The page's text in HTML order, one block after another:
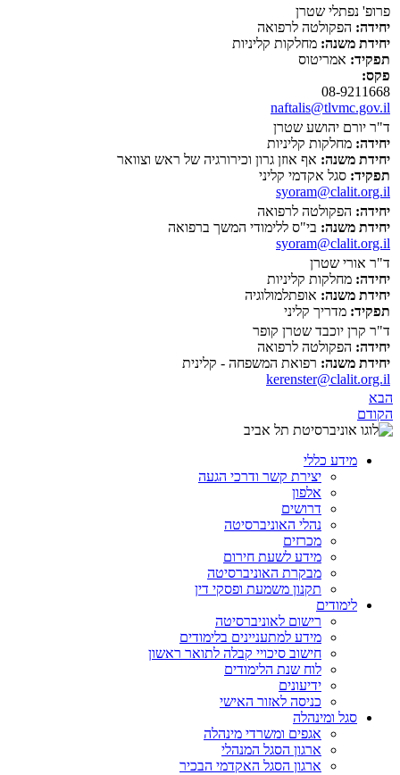
פרופ' נפתלי שטרן
יחידה: הפקולטה לרפואה
יחידת משנה: מחלקות קליניות
תפקיד: אמריטוס
פקס:
08-9211668
naftalis@tlvmc.gov.il
ד"ר יורם יהושע שטרן
יחידה: מחלקות קליניות
יחידת משנה: אף אוזן גרון וכירורגיה של ראש וצוואר
תפקיד: סגל אקדמי קליני
syoram@clalit.org.il
יחידה: הפקולטה לרפואה
יחידת משנה: בי"ס ללימודי המשך ברפואה
syoram@clalit.org.il
ד"ר אורי שטרן
יחידה: מחלקות קליניות
יחידת משנה: אופתלמולוגיה
תפקיד: מדריך קליני
ד"ר קרן יוכבד שטרן קופר
יחידה: הפקולטה לרפואה
יחידת משנה: רפואת המשפחה - קלינית
kerenster@clalit.org.il
הבא
הקודם
מידע כללי
יצירת קשר ודרכי הגעה
אלפון
דרושים
נהלי האוניברסיטה
מכרזים
מידע לשעת חירום
מבקרת האוניברסיטה
תקנון משמעת ופסקי דין
לימודים
רישום לאוניברסיטה
מידע למתעניינים בלימודים
חישוב סיכויי קבלה לתואר ראשון
לוח שנת הלימודים
ידיעונים
כניסה לאזור האישי
סגל ומינהלה
אגפים ומשרדי מינהלה
ארגון הסגל המנהלי
ארגון הסגל האקדמי הבכיר